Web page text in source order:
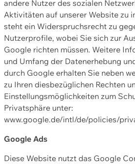
andere Nutzer des sozialen
Aktivitäten auf unserer Website zu
steht ein Widerspruchsrecht zu
Nutzerprofile, wobei Sie sich zur
Google richten müssen. Weitere
und Umfang der Datenerhebung
durch Google erhalten Sie neben
zu Ihren diesbezüglichen Rechten
Einstellungsmöglichkeiten zum
Privatsphäre unter:
www.google.de/intl/de/policies/
Google Ads
Diese Website nutzt das Google